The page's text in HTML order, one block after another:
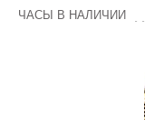
ЧАСЫ В НАЛИЧИИ